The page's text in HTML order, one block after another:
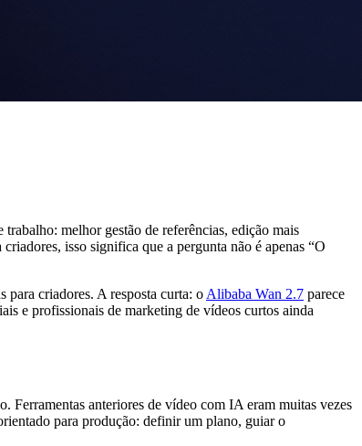
melhor gestão de referências, edição mais
isso significa que a pergunta não é apenas “O
para criadores. A resposta curta: o Alibaba Wan 2.7 parece
e profissionais de marketing de vídeos curtos ainda
anteriores de vídeo com IA eram muitas vezes
para produção: definir um plano, guiar o